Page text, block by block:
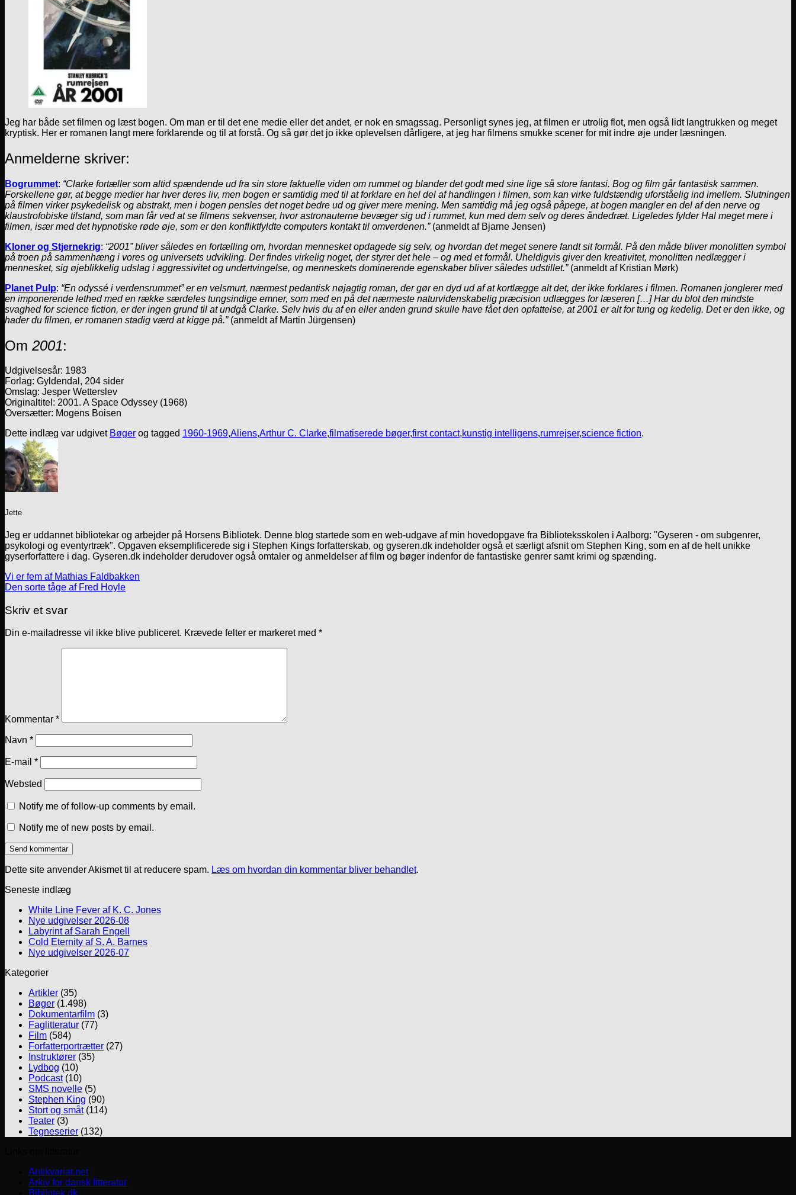
Jeg har både set filmen og læst bogen. Om man er til det ene medie eller det andet, er nok en smagssag. Personligt synes jeg, at filmen er utrolig flot, men også lidt langtrukken og meget
kryptisk. Her er romanen langt mere forklarende og til at forstå. Og så gør det jo ikke oplevelsen dårligere, at jeg har filmens smukke scener for mit indre øje under læsningen.
Anmelderne skriver:
Bogrummet: “Clarke fortæller som altid spændende ud fra sin store faktuelle viden om rummet og blander det godt med sine lige så store fantasi. Bog og film går fantastisk sammen.
Forskellene gør, at begge medier har hver deres liv, men bogen er samtidig med til at forklare en hel del af handlingen i fil­men, som kan virke fuldstændig uforståelig ind imellem. Slutningen
på filmen virker psykedelisk og abstrakt, men i bogen pensles det noget bedre ud og giver mere mening. Men samtidig må jeg også påpege, at bogen mangler en del af den nerve og
klaustrofobiske tilstand, som man får ved at se filmens sekvenser, hvor astronauterne bevæger sig ud i rummet, kun med dem selv og deres åndedræt. Ligeledes fylder Hal meget mere i
filmen, især med det hypnotiske røde øje, som er den konfliktfyldte computers kontakt til omverdenen.”(anmeldt af Bjarne Jensen)
Kloner og Stjernekrig: “2001” bliver således en fortælling om, hvordan mennesket opdagede sig selv, og hvordan det meget senere fandt sit formål. På den måde bliver monolitten symbol
på troen på sammenhæng i vores og universets udvikling. Der findes virkelig noget, der styrer det hele – og med et formål. Uheldigvis giver den kreativitet, monolitten nedlægger i
mennesket, sig øjeblikkelig udslag i aggressivitet og undertvingelse, og menneskets dominerende egenskaber bliver således udstillet.”(anmeldt af Kristian Mørk)
Planet Pulp: “En odyssé i verdensrummet” er en velsmurt, nærmest pedantisk nøjagtig roman, der gør en dyd ud af at kortlægge alt det, der ikke forklares i filmen. Romanen jonglerer med
en imponerende lethed med en række særdeles tungsindige emner, som med en på det nærmeste naturvidenskabelig præcision udlægges for læseren […] Har du blot den mindste
svaghed for science fiction, er der ingen grund til at undgå Clarke. Selv hvis du af en eller anden grund skulle have fået den opfattelse, at 2001 er alt for tung og kedelig. Det er den ikke, og
hader du filmen, er romanen stadig værd at kigge på.”(anmeldt af Martin Jürgensen)
Om 2001:
Udgivelsesår: 1983
Forlag: Gyldendal, 204 sider
Omslag: Jesper Wetterslev
Originaltitel: 2001. A Space Odyssey (1968)
Oversætter: Mogens Boisen
Dette indlæg var udgivet Bøger og tagged 1960-1969,Aliens,Arthur C. Clarke,filmatiserede bøger,first contact,kunstig intelligens,rumrejser,science fiction.
Jette
Jeg er uddannet bibliotekar og arbejder på Horsens Bibliotek. Denne blog startede som en web-udgave af min hovedopgave fra Biblioteksskolen i Aalborg: "Gyseren - om subgenrer,
psykologi og eventyrtræk". Opgaven eksemplificerede sig i Stephen Kings forfatterskab, og gyseren.dk indeholder også et særligt afsnit om Stephen King, som en af de helt unikke
gyserforfattere i dag. Gyseren.dk indeholder derudover også omtaler og anmeldelser af film og bøger indenfor de fantastiske genrer samt krimi og spænding.
Vi er fem af Mathias Faldbakken
Den sorte tåge af Fred Hoyle
Skriv et svar
Din e-mailadresse vil ikke blive publiceret. Krævede felter er markeret med *
Kommentar *
Navn *
E-mail *
Websted
Notify me of follow-up comments by email.
Notify me of new posts by email.
Dette site anvender Akismet til at reducere spam. Læs om hvordan din kommentar bliver behandlet.
Seneste indlæg
White Line Fever af K. C. Jones
Nye udgivelser 2026-08
Labyrint af Sarah Engell
Cold Eternity af S. A. Barnes
Nye udgivelser 2026-07
Kategorier
Artikler (35)
Bøger (1.498)
Dokumentarfilm (3)
Faglitteratur (77)
Film (584)
Forfatterportrætter (27)
Instruktører (35)
Lydbog (10)
Podcast(10)
SMS novelle (5)
Stephen King (90)
Stort og småt(114)
Teater (3)
Tegneserier (132)
Antikvariat.net
Arkiv for dansk litteratur